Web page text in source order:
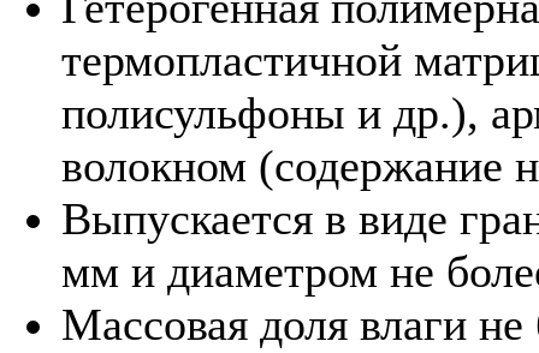
термопластичной
полисульфоны и др.),
волокном (содержание
Выпускается в виде
мм и диаметром не
Массовая доля влаги